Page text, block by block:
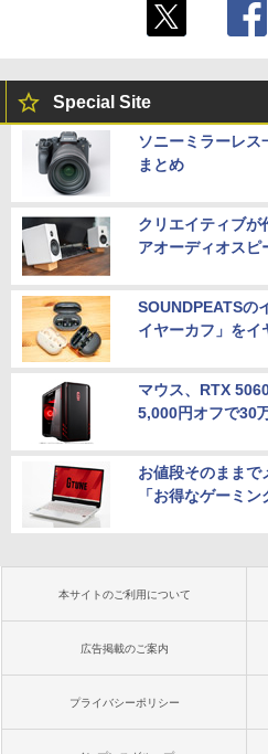
Special Site
ソニーミラーレ
まとめ
クリエイティブが
アオーディオスピ
SOUNDPEATSの
イヤーカフ」をイ
マウス、RTX
5,000円オフで30
お値段そのままで
「お得なゲーミン
本サイトのご利用について
広告掲載のご案内
プライバシーポリシー